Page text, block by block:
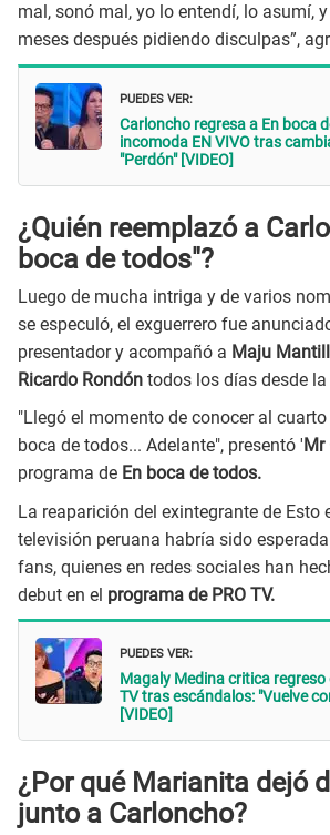
mal, sonó mal, yo lo entendí, lo asumí,
meses después pidiendo disculpas”,
PUEDES VER:
Carloncho regresa a En boca
incomoda EN VIVO tras
"Perdón" [VIDEO]
¿Quién reemplazó a
boca de todos"?
Luego de mucha intriga y de varios
se especuló, el exguerrero fue
presentador y acompañó a Maju
Ricardo Rondón todos los días desde
"Llegó el momento de conocer al
boca de todos... Adelante", presentó ' Mr
programa de En boca de todos.
La reaparición del exintegrante de Esto
televisión peruana habría sido
fans, quienes en redes sociales han
debut en el programa de PRO TV.
PUEDES VER:
Magaly Medina critica regreso
TV tras escándalos: "Vuelve
[VIDEO]
¿Por qué Marianita dejó
junto a Carloncho?